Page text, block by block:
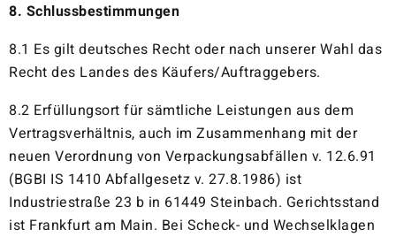
8. Schlussbestimmungen
8.1 Es gilt deutsches Recht oder nach unserer Wahl das
Recht des Landes des Käufers/Auftraggebers.
8.2 Erfüllungsort für sämtliche Leistungen aus dem
Vertragsverhältnis, auch im Zusammenhang mit der
neuen Verordnung von Verpackungsabfällen v. 12.6.91
(BGBI IS 1410 Abfallgesetz v. 27.8.1986) ist
Industriestraße 23 b in 61449 Steinbach. Gerichtsstand
ist Frankfurt am Main. Bei Scheck- und Wechselklagen